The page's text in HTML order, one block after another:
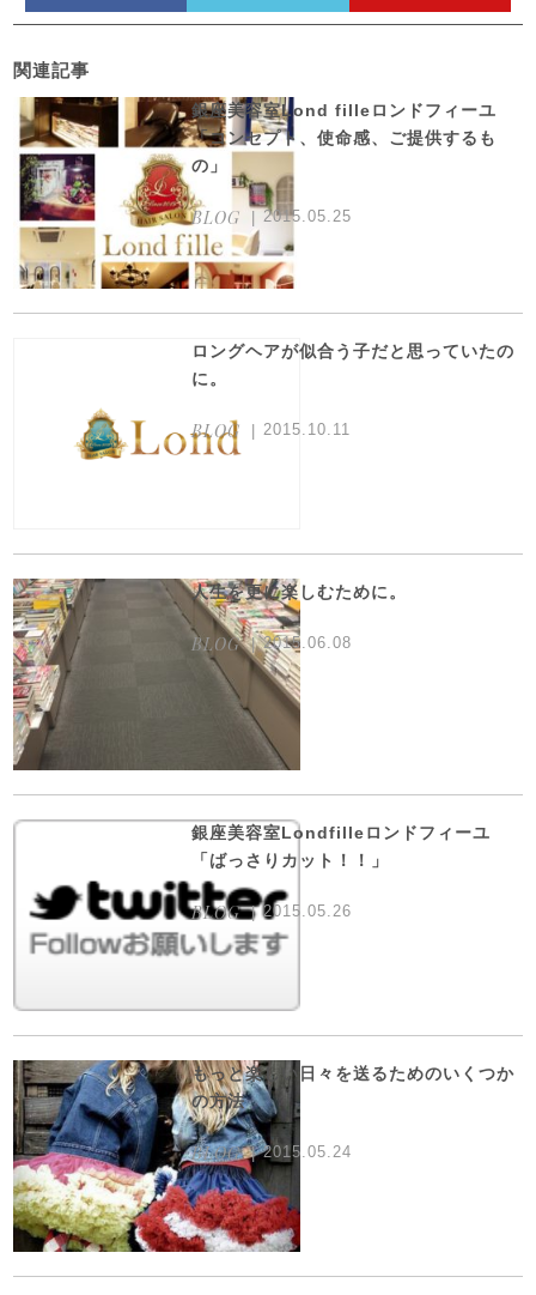
関連記事
銀座美容室Lond filleロンドフィーユ
「コンセプト、使命感、ご提供するも
の」
BLOG 2015.05.25
ロングヘアが似合う子だと思っていたの
に。
BLOG 2015.10.11
人生を更に楽しむために。
BLOG 2015.06.08
銀座美容室Londfilleロンドフィーユ
「ばっさりカット！！」
BLOG 2015.05.26
もっと楽しい日々を送るためのいくつか
の方法
BLOG 2015.05.24